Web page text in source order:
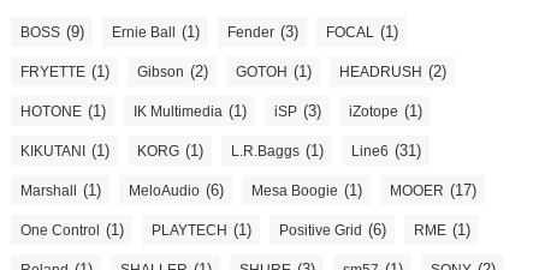
BOSS (9) Ernie Ball (1) Fender (3) FOCAL (1)
FRYETTE (1) Gibson (2) GOTOH (1) HEADRUSH (2)
HOTONE (1) IK Multimedia (1) iSP (3) iZotope (1)
KIKUTANI (1) KORG (1) L.R.Baggs (1) Line6 (31)
Marshall (1) MeloAudio (6) Mesa Boogie (1) MOOER (17)
One Control (1) PLAYTECH (1) Positive Grid (6) RME (1)